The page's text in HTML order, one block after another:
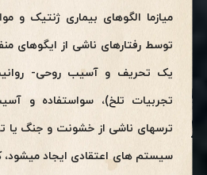
میازما الگوهای بیماری ژنتیک و
توسط رفتارهای ناشی از ایگوهای
یک تحریف و آسیب روحی-
تجربیات تلخ)، سواستفاده و
ترسهای ناشی از خشونت و جنگ یا
سیستم های اعتقادی ایجاد